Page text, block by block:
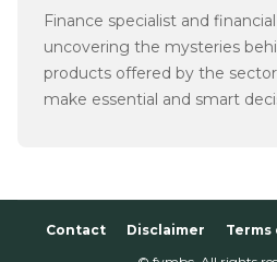
Finance specialist and
uncovering the mysteries
products offered by the
make essential and smart
Contact Disclaimer Terms